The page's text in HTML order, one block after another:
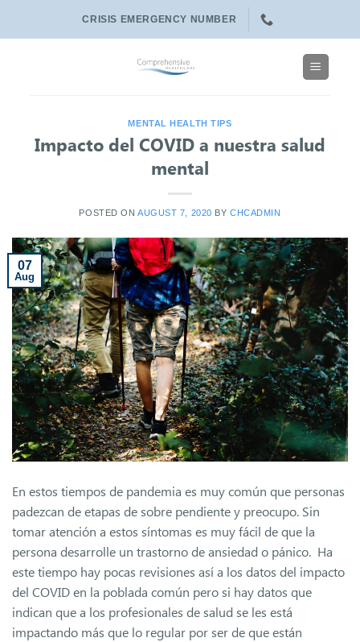
CRISIS EMERGENCY NUMBER
MENTAL HEALTH TIPS
Impacto del COVID a nuestra salud
mental
POSTED ONAUGUST 7, 2020 BYCHCADMIN
07
Aug
En estos tiempos de pandemia es muy común que personas
padezcan de etapas de sobre pendiente y preocupo. Sin
tomar atención a estos síntomas es muy fácil de que la
persona desarrolle un trastorno de ansiedad o pánico. Ha
este tiempo hay pocas revisiones así a los datos del impacto
del COVID en la poblada común pero si hay datos que
indican que a los profesionales de salud se les está
impactando más que lo regular por ser de que están